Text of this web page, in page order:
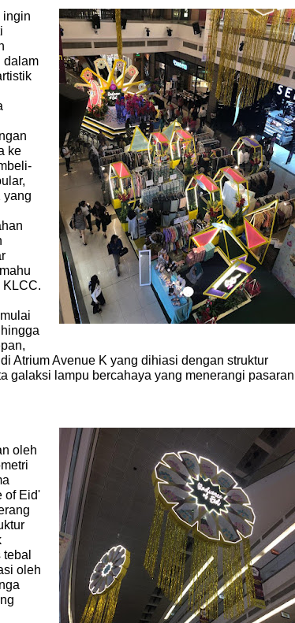
ingin
dalam
ke
yang
KLCC.
Atrium Avenue K yang dihiasi dengan struktur
galaksi lampu bercahaya yang menerangi pasaran
oleh
of Eid'
oleh